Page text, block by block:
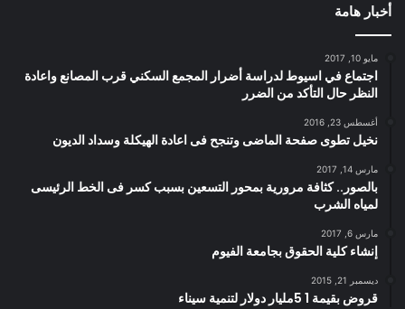
أخبار هامة
مايو 10, 2017
اجتماع في اسيوط لدراسة أضرار المجمع السكني قرب المصانع واعادة
النظر حال التأكد من الضرر
أغسطس 23, 2016
نخيل تطوى صفحة الماضى وتنجح فى اعادة الهيكلة وسداد الديون
مارس 14, 2017
بالصور.. كثافة مرورية بمحور التسعين بسبب كسر فى الخط الرئيسى
لمياه الشرب
مارس 6, 2017
إنشاء كلية الحقوق بجامعة الفيوم
ديسمبر 21, 2015
قروض بقيمة 1 5مليار دولار لتنمية سيناء